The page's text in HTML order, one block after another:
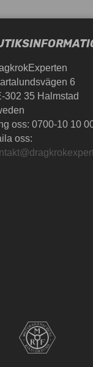
6
302 35 Halmstad
oss: 0700-10 10
oss: